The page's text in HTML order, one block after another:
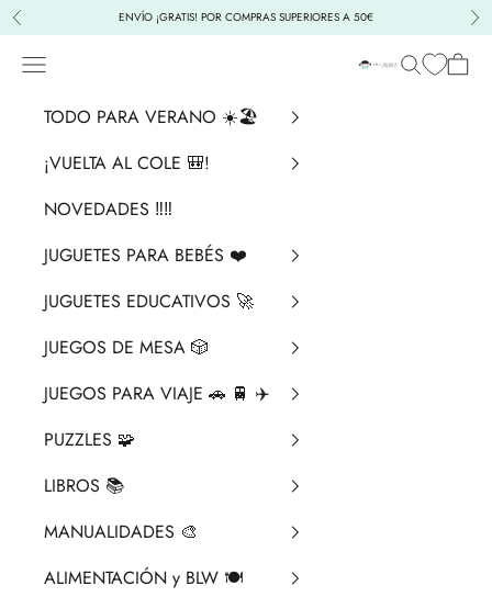
Ir al contenido
Anterior ENVÍO ¡GRATIS! POR COMPRAS SUPERIORES A 50€
La Chata
Menú BuscarCesta
TODO PARA VERANO ☀️🏖️
¡VUELTA AL COLE 🎒!
NOVEDADES ‼️​‼️​
JUGUETES PARA BEBÉS ❤️​
JUGUETES EDUCATIVOS 🚀
JUEGOS DE MESA 🎲
JUEGOS PARA VIAJE 🚗 🚆 ✈️
PUZZLES 🧩
LIBROS 📚​
MANUALIDADES 🎨​
ALIMENTACIÓN y BLW 🍽️